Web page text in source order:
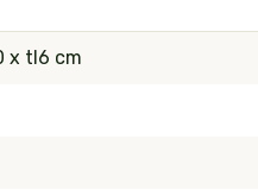
x tl6 cm